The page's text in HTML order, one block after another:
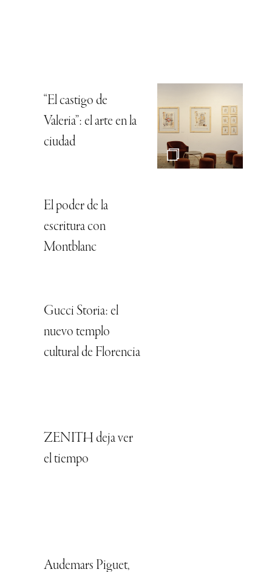
“El castigo de
Valeria”: el arte en la
ciudad
El poder de la
escritura con
Montblanc
Gucci Storia: el
nuevo templo
cultural de Florencia
ZENITH deja ver
el tiempo
Audemars Piguet,